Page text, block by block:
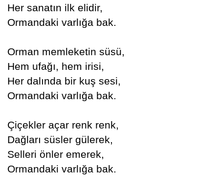
Her sanatın ilk elidir,
Ormandaki varlığa bak.
Orman memleketin süsü,
Hem ufağı, hem irisi,
Her dalında bir kuş sesi,
Ormandaki varlığa bak.
Çiçekler açar renk renk,
Dağları süsler gülerek,
Selleri önler emerek,
Ormandaki varlığa bak.